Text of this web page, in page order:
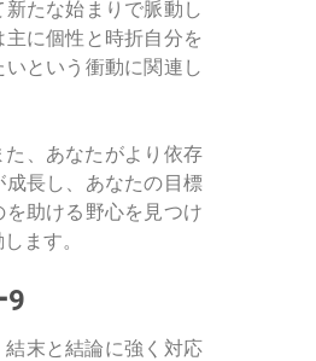
たな始まりで脈動し
主に個性と時折自分を
いという衝動に関連し
た、あなたがより依存
成長し、あなたの目標
を助ける野心を見つけ
ます。
9
結末と結論に強く対応